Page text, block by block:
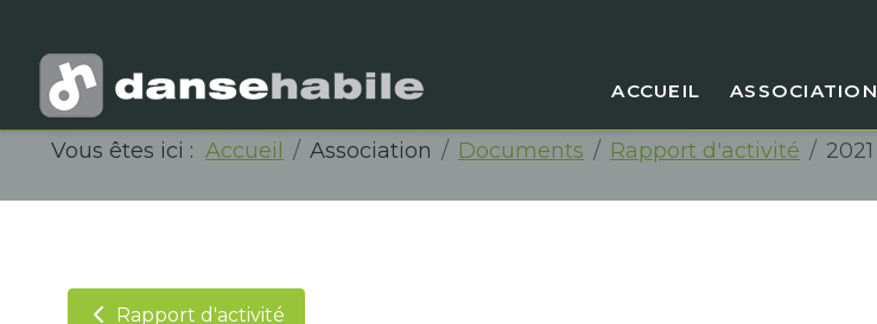
ACCUEIL ASSOCIATION
Vous êtes ici : Accueil Association Documents Rapport d'activité 2021
Rapport d'activité